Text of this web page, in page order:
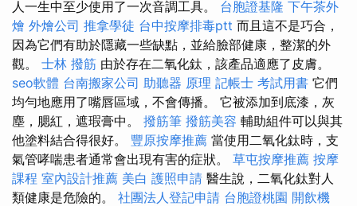
人一生中至少使用了一次音調工具。 台胞證基隆 下午茶外
燴 外燴公司 推拿學徒 台中按摩排毒ptt 而且這不是巧合，
因為它們有助於隱藏一些缺點，並給臉部健康，整潔的外
觀。 士林 撥筋 由於存在二氧化鈦，該產品適應了皮膚。
seo軟體 台南搬家公司 助聽器 原理 記帳士 考試用書 它們
均勻地應用了嘴唇區域，不會傳播。 它被添加到底漆，灰
塵，腮紅，遮瑕膏中。 撥筋筆 撥筋美容 輔助組件可以與其
他塗料結合得很好。 豐原按摩推薦 當使用二氧化鈦時，支
氣管哮喘患者通常會出現有害的症狀。 草屯按摩推薦 按摩
課程 室內設計推薦 美白 護照申請 醫生說，二氧化鈦對人
類健康是危險的。 社團法人登記申請 台胞證桃園 開飲機